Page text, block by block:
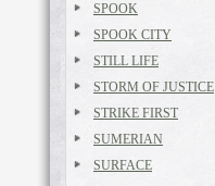
SPOOK
SPOOK CITY
STILL LIFE
STORM OF JUSTICE
STRIKE FIRST
SUMERIAN
SURFACE